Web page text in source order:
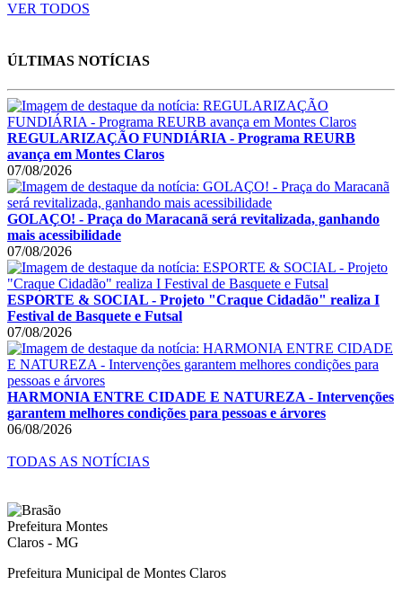
VER TODOS
ÚLTIMAS NOTÍCIAS
REGULARIZAÇÃO FUNDIÁRIA - Programa REURB
avança em Montes Claros
07/08/2026
GOLAÇO! - Praça do Maracanã será revitalizada, ganhando
mais acessibilidade
07/08/2026
ESPORTE & SOCIAL - Projeto "Craque Cidadão" realiza I
Festival de Basquete e Futsal
07/08/2026
HARMONIA ENTRE CIDADE E NATUREZA - Intervenções
garantem melhores condições para pessoas e árvores
06/08/2026
TODAS AS NOTÍCIAS
Prefeitura Municipal de Montes Claros